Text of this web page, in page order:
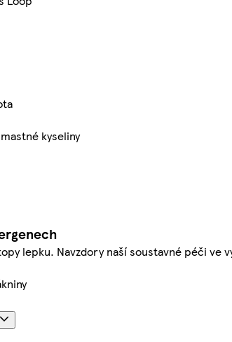
kyseliny
lepku. Navzdory naší soustavné péči